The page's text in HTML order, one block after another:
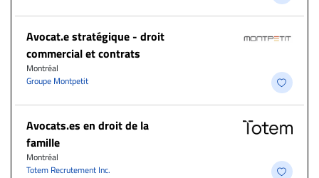
Avocat.e stratégique - droit
commercial et contrats
Montréal
Groupe Montpetit
Avocats.es en droit de la
famille
Montréal
Totem Recrutement Inc.